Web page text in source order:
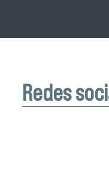
Redes